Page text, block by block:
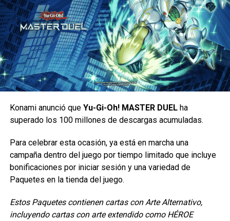
La premisa deFate/Grand Ordergira alrededor de una
organización de seguridad llamadaChaldea, que busca
de las llamadas “anomalías“, se lleven a cabo a lo largo de
la historia, para ello, un mago/maestro, Ritsuka y su
espíritu heroico, y Mash/Shielder (quien solía ser una
científica que por azares del destino se volvió su espíritu),
distintos personajes históricos legendarios y mitológicos.
Konami anunció queYu-Gi-Oh! MASTER DUELha
superado los 100 millones de descargas acumuladas.
Para celebrar esta ocasión, ya está en marcha una
campaña dentro del juego por tiempo limitado que incluye
bonificaciones por iniciar sesión y una variedad de
Paquetes en la tienda del juego.
Estos Paquetes contienen cartas con Arte Alternativo,
incluyendo cartas con arte extendido como HÉROE